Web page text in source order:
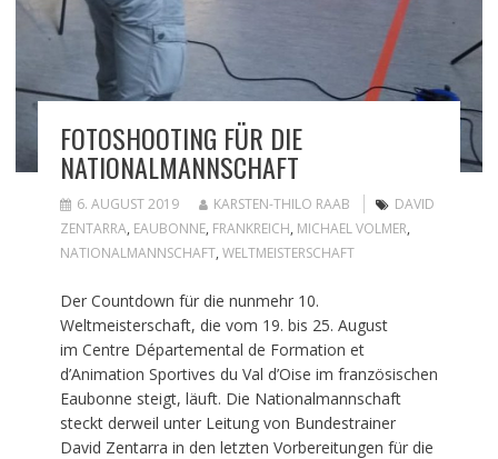
FOTOSHOOTING FÜR DIE
NATIONALMANNSCHAFT
6. AUGUST 2019 KARSTEN-THILO RAAB
DAVID
ZENTARRA, EAUBONNE, FRANKREICH, MICHAEL VOLMER,
NATIONALMANNSCHAFT, WELTMEISTERSCHAFT
Der Countdown für die nunmehr 10.
Weltmeisterschaft, die vom 19. bis 25. August
im Centre Départemental de Formation et
d’Animation Sportives du Val d’Oise im französischen
Eaubonne steigt, läuft. Die Nationalmannschaft
steckt derweil unter Leitung von Bundestrainer
David Zentarra in den letzten Vorbereitungen für die